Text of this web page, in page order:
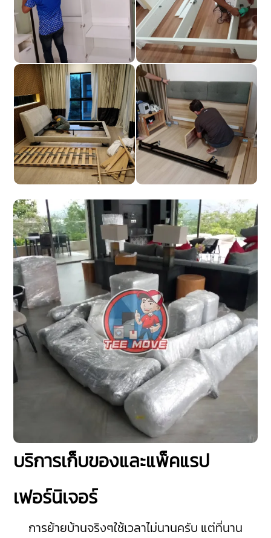
บริการเก็บของและแพ็คแรป
เฟอร์นิเจอร์
การย้ายบ้านจริงๆใช้เวลาไม่นานครับ แต่ที่นาน